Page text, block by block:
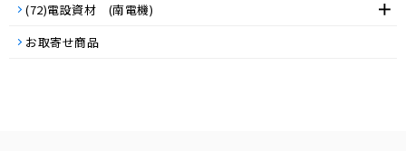
(72)電設資材 (南電機)
お取寄せ商品